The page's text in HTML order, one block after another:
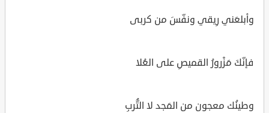
وأبلعَني رِيقي ونفّسَ من كربى
فإنّكَ مَزْرورُ القميصِ على العُلا
وطينُك معجون من المَجد لا التُّربِ